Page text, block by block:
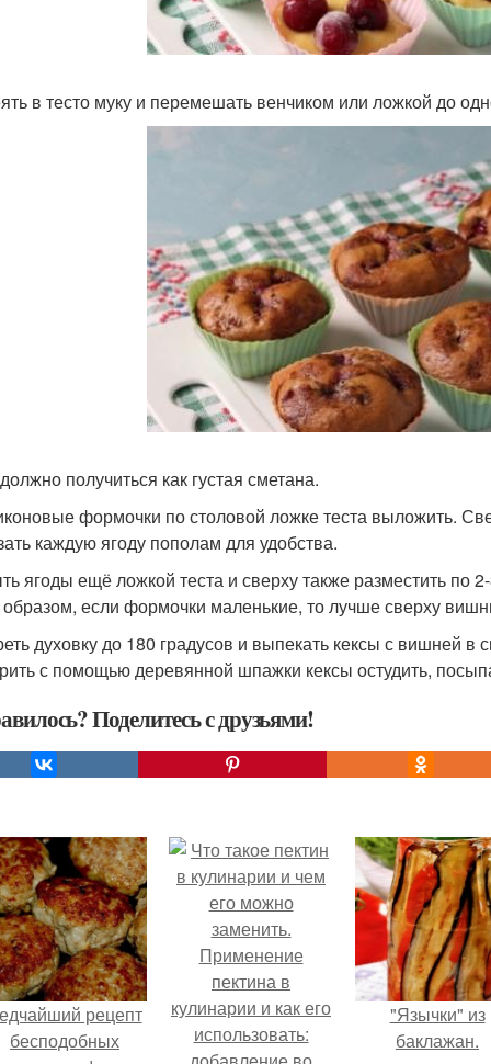
в тесто муку и перемешать венчиком или ложкой до
получиться как густая сметана.
формочки по столовой ложке теста выложить.
каждую ягоду пополам для удобства.
ягоды ещё ложкой теста и сверху также разместить по
если формочки маленькие, то лучше сверху
духовку до 180 градусов и выпекать кексы с вишней
с помощью деревянной шпажки кексы остудить,
Поделитесь с друзьями!
рецепт
бесподобных
"Язычки" из
баклажан.